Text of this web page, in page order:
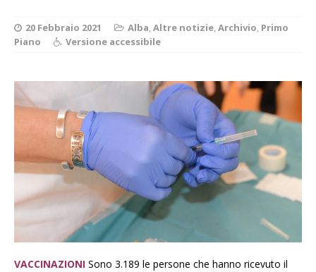
20 Febbraio 2021 Alba,Altre notizie,Archivio, Primo
Piano
Versione accessibile
VACCINAZIONI Sono 3.189 le persone che hanno ricevuto il